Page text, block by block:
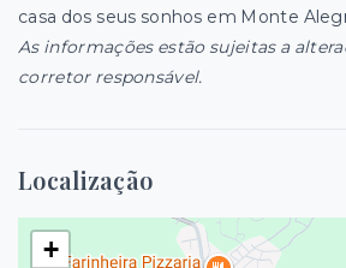
casa dos seus sonhos em Monte
As informações estão sujeitas a
corretor responsável.
Localização
+